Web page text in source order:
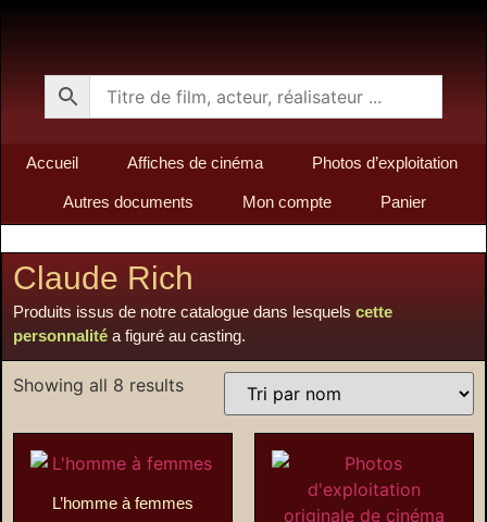
Accueil Affiches de cinéma Photos d’exploitation
Autres documents Mon compte Panier
Claude Rich
Produits issus de notre catalogue dans lesquels cette
personnalité a figuré au casting.
Showing all 8 results
L’homme à femmes